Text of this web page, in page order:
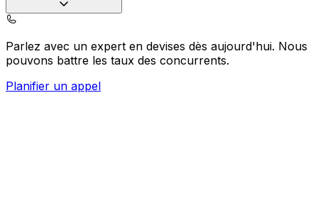
Parlez avec un expert en devises dès aujourd'hui. Nous
pouvons battre les taux des concurrents.
Planifier un appel